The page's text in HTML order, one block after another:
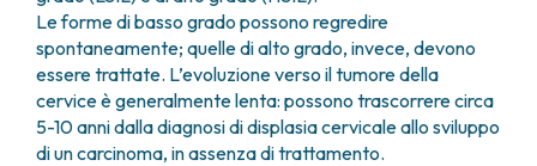
Le forme di basso grado possono regredire
spontaneamente; quelle di alto grado, invece, devono
essere trattate. L’evoluzione verso il tumore della
cervice è generalmente lenta: possono trascorrere circa
5-10 anni dalla diagnosi di displasia cervicale allo sviluppo
di un carcinoma, in assenza di trattamento.